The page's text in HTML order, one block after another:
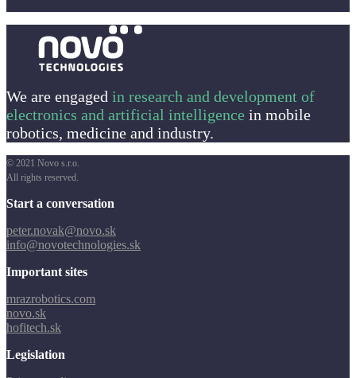
We are engaged in research and development of
electronics and artificial intelligence in mobile
robotics, medicine and industry.
© 2021 Novo s.r.o.
All rights reserved.
Start a conversation
peter.novak@novo.sk
info@novotechnologies.sk
Important sites
mrazrobotics.com
novo.sk
hofitech.sk
Legislation